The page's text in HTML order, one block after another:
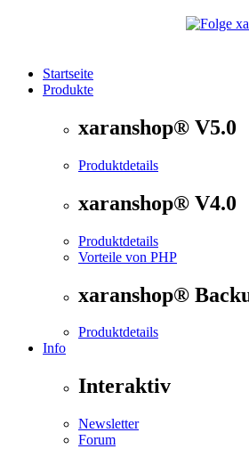
Startseite
Produkte
xaranshop® V5.0
Produktdetails
xaranshop® V4.0
Produktdetails
Vorteile von PHP
xaranshop®
Produktdetails
Info
Interaktiv
Newsletter
Forum